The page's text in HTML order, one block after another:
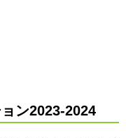
ン2023‐2024